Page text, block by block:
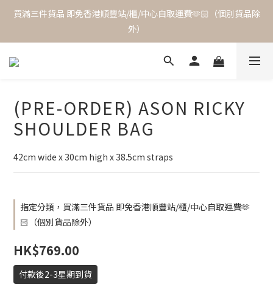
買滿三件貨品 即免香港順豐站/櫃/中心自取運費🫶🏻（個別貨品除
外）
(PRE-ORDER) ASON RICKY
SHOULDER BAG
42cm wide x 30cm high x 38.5cm straps
指定分類，買滿三件貨品 即免香港順豐站/櫃/中心自取運費🫶
🏻（個別貨品除外）
HK$769.00
付款後2-3星期到貨